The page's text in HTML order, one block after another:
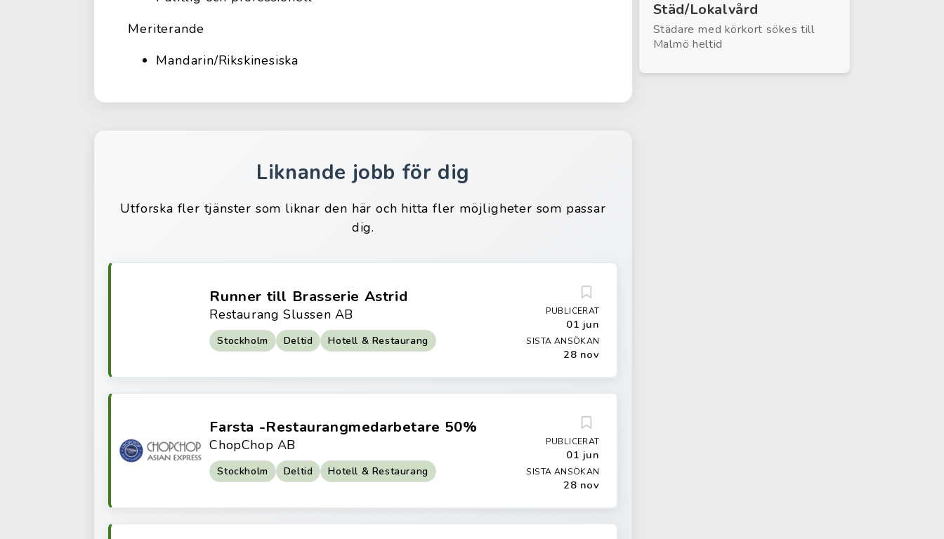
Meriterande
Mandarin/Rikskinesiska
Liknande jobb för dig
Utforska fler tjänster som liknar den här och hitta fler möjligheter som passar
dig.
Runner till Brasserie Astrid
Restaurang Slussen AB
Stockholm Deltid Hotell & Restaurang
PUBLICERAT
01 jun
SISTA ANSÖKAN
28 nov
Farsta -Restaurangmedarbetare 50%
ChopChop AB
Stockholm Deltid Hotell & Restaurang
PUBLICERAT
01 jun
SISTA ANSÖKAN
28 nov
Städ/Lokalvård
Städare med körkort sökes till
Malmö heltid